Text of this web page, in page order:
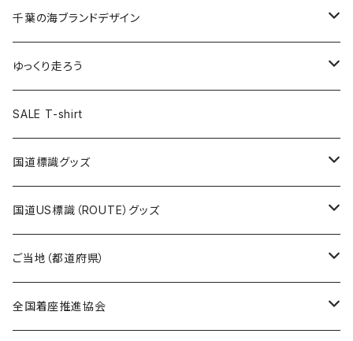
キャップ
トートバッグ
ランチバッグ
エコバッグ
キーホルダー
クリアファイル
缶バッジ
キーホルダー
クリアファイル
缶バッジ54mm
JAGUARさんコラボグッズ
Tシャツ
ステッカー
サコッシュ
ホテルキーホルダー
モーテルキーホルダー
トートバッグ
缶バッジ
クリアファイル
マスク
エコバッグ
千葉ロッテマリーンズコラボ
キャップ
エコバッグ
ステッカー
モーテルキーホルダー
ホテルキーホルダー
トートバッグ
Tシャツ
キャップ
ステッカー
ホテルキーホルダー
千葉の海ブランドデザイン
Tシャツ
キャップ
ステッカー
ゆっくり走ろう
Tシャツ
ステッカー
ホテルキーホルダー
SALE T-shirt
国道標識グッズ
ステッカー
国道0～99号線
国道100～199号線
Tシャツ
キャップ
国道US標識（ROUTE）グッズ
ステッカー
ROUTE 0～99号線
Tシャツ
ご当地（都道府県）
北海道
全国着座推進協会